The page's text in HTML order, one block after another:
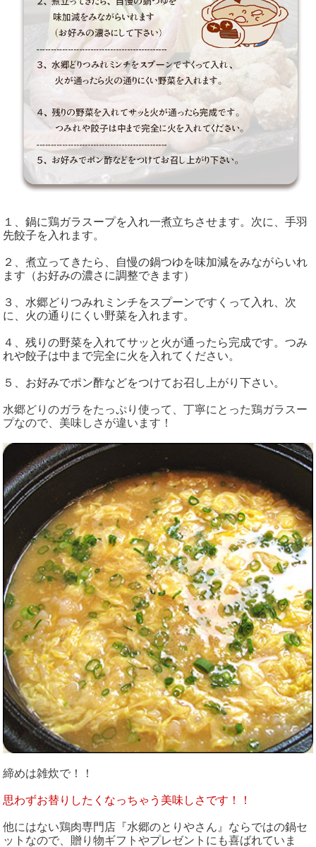
１、鍋に鶏ガラスープを入れ一煮立ちさせます。次に、手羽
先餃子を入れます。
２、煮立ってきたら、自慢の鍋つゆを味加減をみながらいれ
ます（お好みの濃さに調整できます）
３、水郷どりつみれミンチをスプーンですくって入れ、次
に、火の通りにくい野菜を入れます。
４、残りの野菜を入れてサッと火が通ったら完成です。つみ
れや餃子は中まで完全に火を入れてください。
５、お好みでポン酢などをつけてお召し上がり下さい。
水郷どりのガラをたっぷり使って、丁寧にとった鶏ガラスー
プなので、美味しさが違います！
締めは雑炊で！！
思わずお替りしたくなっちゃう美味しさです！！
他にはない鶏肉専門店『水郷のとりやさん』ならではの鍋セ
ットなので、贈り物ギフトやプレゼントにも喜ばれていま